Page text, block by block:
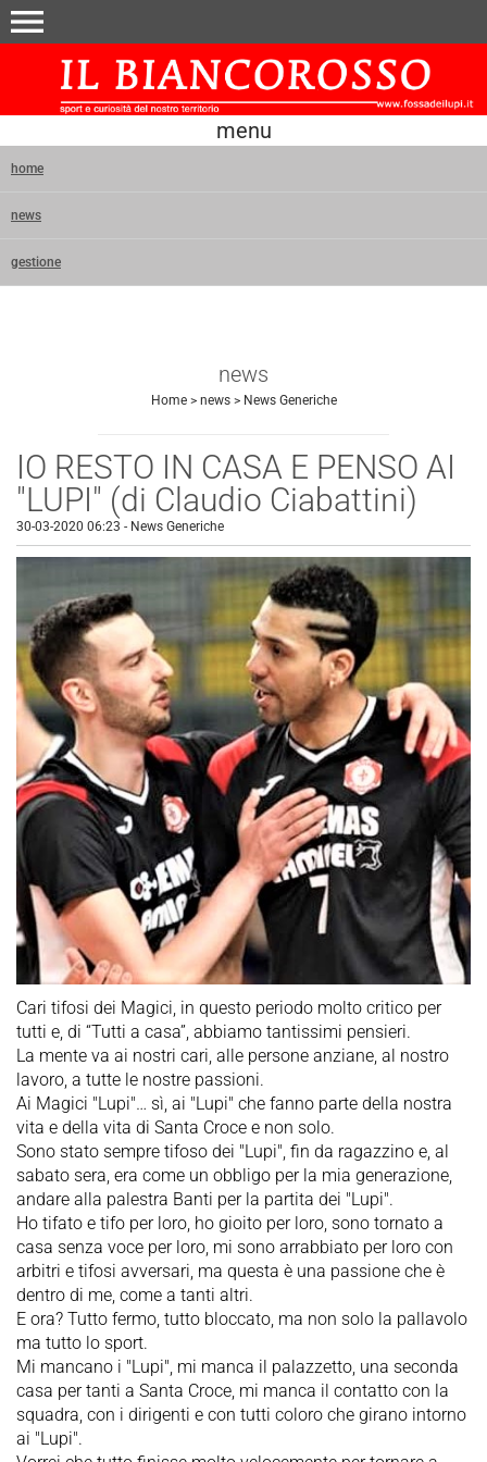
menu
menu
home
news
gestione
news
Home> news> News Generiche
IO RESTO IN CASA E PENSO AI
"LUPI" (di Claudio Ciabattini)
30-03-2020 06:23 - News Generiche
Cari tifosi dei Magici, in questo periodo molto critico per
tutti e, di “Tutti a casa”, abbiamo tantissimi pensieri.
La mente va ai nostri cari, alle persone anziane, al nostro
lavoro, a tutte le nostre passioni.
Ai Magici "Lupi"… sì, ai "Lupi" che fanno parte della nostra
vita e della vita di Santa Croce e non solo.
Sono stato sempre tifoso dei "Lupi", fin da ragazzino e, al
sabato sera, era come un obbligo per la mia generazione,
andare alla palestra Banti per la partita dei "Lupi".
Ho tifato e tifo per loro, ho gioito per loro, sono tornato a
casa senza voce per loro, mi sono arrabbiato per loro con
arbitri e tifosi avversari, ma questa è una passione che è
dentro di me, come a tanti altri.
E ora? Tutto fermo, tutto bloccato, ma non solo la pallavolo
ma tutto lo sport.
Mi mancano i "Lupi", mi manca il palazzetto, una seconda
casa per tanti a Santa Croce, mi manca il contatto con la
squadra, con i dirigenti e con tutti coloro che girano intorno
ai "Lupi".